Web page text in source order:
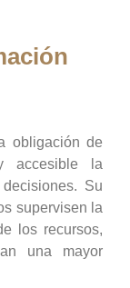
obligación de
accesible la
Su
supervisen la
los recursos,
una mayor